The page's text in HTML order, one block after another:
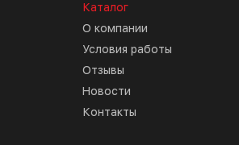
Каталог
О компании
Условия работы
Отзывы
Новости
Контакты